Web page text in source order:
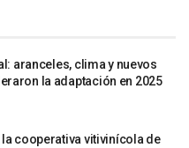
aranceles, clima y nuevos
la adaptación en 2025
cooperativa vitivinícola de